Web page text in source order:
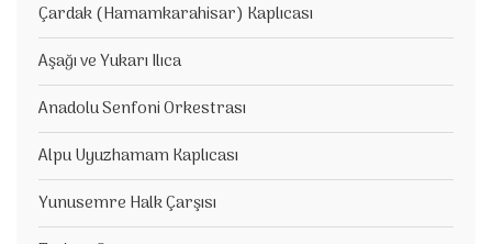
Çardak (Hamamkarahisar) Kaplıcası
Aşağı ve Yukarı Ilıca
Anadolu Senfoni Orkestrası
Alpu Uyuzhamam Kaplıcası
Yunusemre Halk Çarşısı